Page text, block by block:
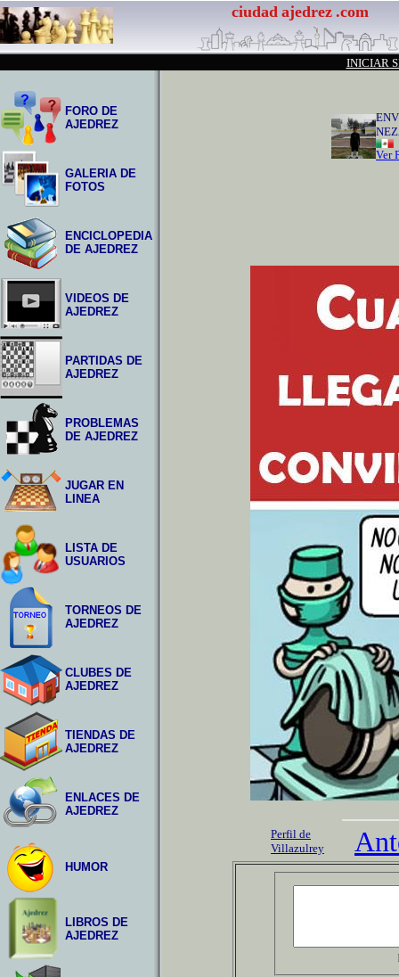
ciudad ajedrez .com
INICIAR
FORO DE
AJEDREZ
GALERIA DE
FOTOS
ENCICLOPEDIA
DE AJEDREZ
VIDEOS DE
AJEDREZ
PARTIDAS DE
AJEDREZ
PROBLEMAS
DE AJEDREZ
JUGAR EN
LINEA
LISTA DE
USUARIOS
TORNEOS DE
AJEDREZ
CLUBES DE
AJEDREZ
TIENDAS DE
AJEDREZ
ENLACES DE
AJEDREZ
HUMOR
LIBROS DE
AJEDREZ
Ver
Perfil de
Villazulrey